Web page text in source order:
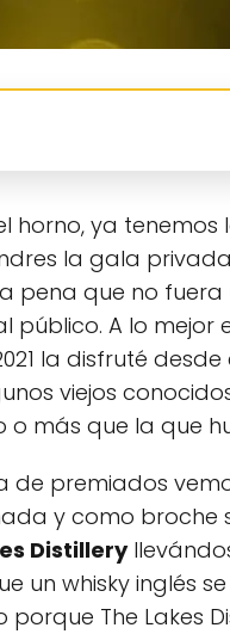
horno, ya
la gala
pena que no
público. A lo
la disfruté
viejos
más que la que
de premiados
y como broche
Distillery
un whisky inglés
The Lakes